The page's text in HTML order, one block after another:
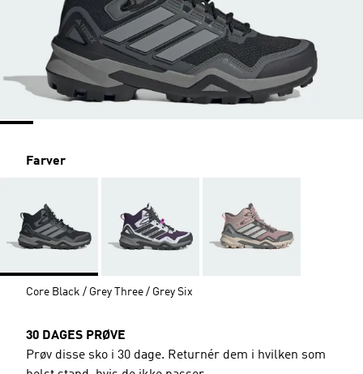
Farver
Core Black / Grey Three / Grey Six
30 DAGES PRØVE
Prøv disse sko i 30 dage. Returnér dem i hvilken som